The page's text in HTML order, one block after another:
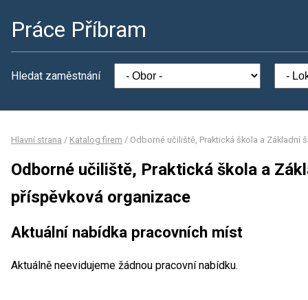
Práce Příbram
Hledat zaměstnání
Hlavní strana / Katalog firem / Odborné učiliště, Praktická škola a Základní
Odborné učiliště, Praktická škola a
příspěvková organizace
Aktuální nabídka pracovních míst
Aktuálně neevidujeme žádnou pracovní nabídku.